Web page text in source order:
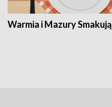
Warmia i Mazury Smakują